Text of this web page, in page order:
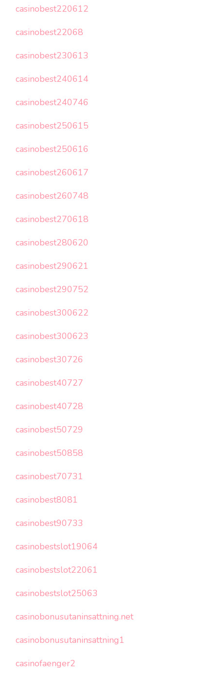
casinobest220612
casinobest22068
casinobest230613
casinobest240614
casinobest240746
casinobest250615
casinobest250616
casinobest260617
casinobest260748
casinobest270618
casinobest280620
casinobest290621
casinobest290752
casinobest300622
casinobest300623
casinobest30726
casinobest40727
casinobest40728
casinobest50729
casinobest50858
casinobest70731
casinobest8081
casinobest90733
casinobestslot19064
casinobestslot22061
casinobestslot25063
casinobonusutaninsattning.net
casinobonusutaninsattning1
casinofaenger2